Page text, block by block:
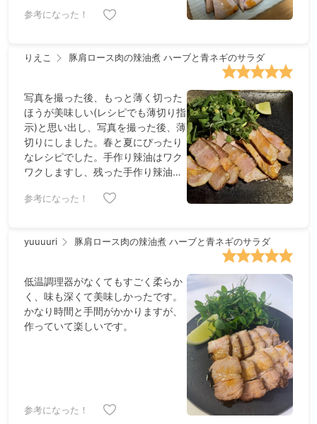
参考になった！
りえこ 豚肩ロース肉の辣油煮 ハーブと青ネギのサラダ
写真を撮った後、もっと薄く切った
ほうが美味しい(レシピでも薄切り指
示)と思い出し、写真を撮った後、薄
切りにしました。春と夏にぴったり
なレシピでした。手作り辣油はワク
ワクしますし、残った手作り辣油で
た。
参考になった！
yuuuuri 豚肩ロース肉の辣油煮 ハーブと青ネギのサラダ
低温調理器がなくてもすごく柔らか
く、味も深くて美味しかったです。
かなり時間と手間がかかりますが、
作っていて楽しいです。
参考になった！